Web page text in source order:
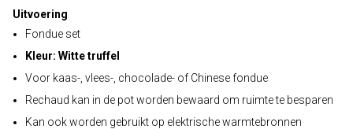
Uitvoering
Fondue set
Kleur: Witte truffel
Voor kaas-, vlees-, chocolade- of Chinese fondue
Rechaud kan in de pot worden bewaard om ruimte te besparen
Kan ook worden gebruikt op elektrische warmtebronnen